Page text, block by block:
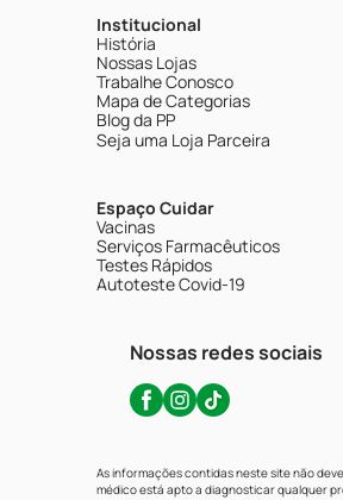
Institucional
História
Nossas Lojas
Trabalhe Conosco
Mapa de Categorias
Blog da PP
Seja uma Loja Parceira
Espaço Cuidar
Vacinas
Serviços Farmacêuticos
Testes Rápidos
Autoteste Covid-19
Nossas redes sociais
As informações contidas neste site não
médico está apto a diagnosticar qualquer